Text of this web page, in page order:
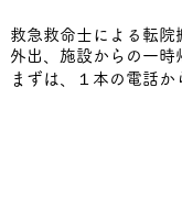
救急救命士による転
外出、施設からの一時
まずは、１本の電話